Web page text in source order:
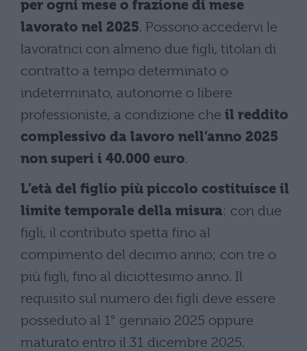
per ogni mese o frazione di mese
lavorato nel 2025. Possono accedervi le
lavoratrici con almeno due figli, titolari di
contratto a tempo determinato o
indeterminato, autonome o libere
professioniste, a condizione che il reddito
complessivo da lavoro nell’anno 2025
non superi i 40.000 euro.
L’età del figlio più piccolo costituisce il
limite temporale della misura: con due
figli, il contributo spetta fino al
compimento del decimo anno; con tre o
più figli, fino al diciottesimo anno. Il
requisito sul numero dei figli deve essere
posseduto al 1° gennaio 2025 oppure
maturato entro il 31 dicembre 2025.